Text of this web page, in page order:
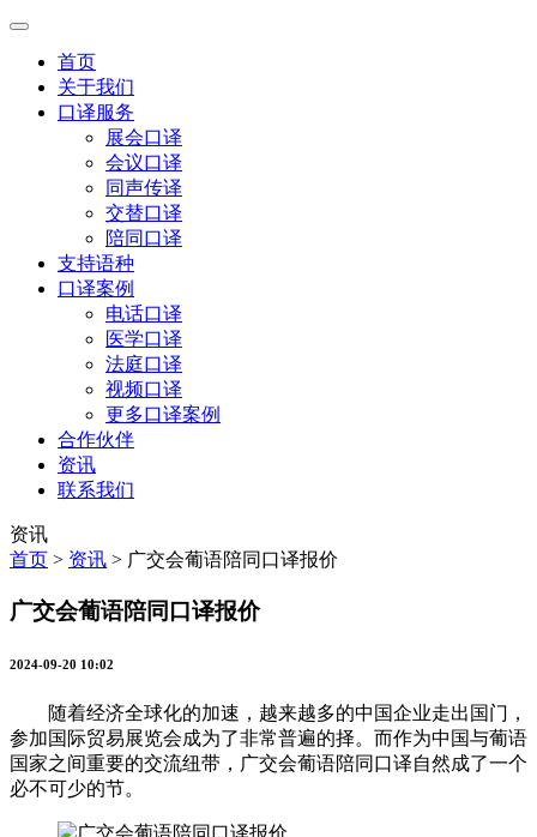
首页
关于我们
口译服务
展会口译
会议口译
同声传译
交替口译
陪同口译
支持语种
口译案例
电话口译
医学口译
法庭口译
视频口译
更多口译案例
合作伙伴
资讯
联系我们
资讯
首页 > 资讯 > 广交会葡语陪同口译报价
广交会葡语陪同口译报价
2024-09-20 10:02
随着经济全球化的加速，越来越多的中国企业走出国门，
参加国际贸易展览会成为了非常普遍的择。而作为中国与葡语
国家之间重要的交流纽带，广交会葡语陪同口译自然成了一个
必不可少的节。